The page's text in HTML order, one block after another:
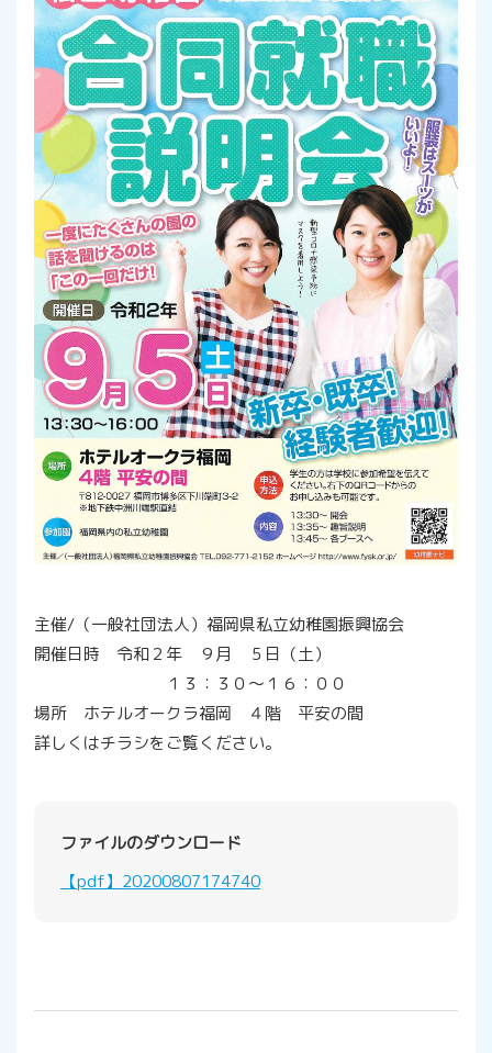
主催/（一般社団法人）福岡県私立幼稚園振興協会
開催日時 令和２年 ９月 ５日（土）
１３：３０～１６：００
場所 ホテルオークラ福岡 ４階 平安の間
詳しくはチラシをご覧ください。
ファイルのダウンロード
【pdf】20200807174740